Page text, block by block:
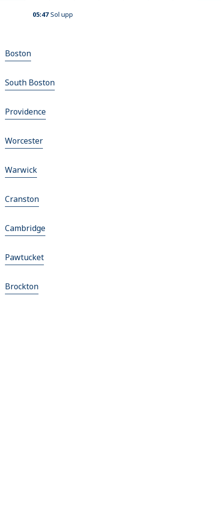
05:47 Sol upp
Boston
South Boston
Providence
Worcester
Warwick
Cranston
Cambridge
Pawtucket
Brockton